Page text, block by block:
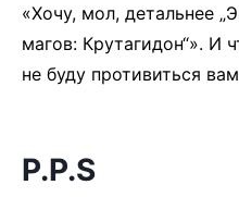
«Хочу, мол, детальнее
магов: Крутагидон“». И
не буду противиться
P.P.S